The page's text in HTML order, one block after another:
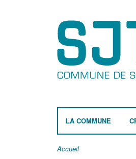
LA COMMUNE
Accueil